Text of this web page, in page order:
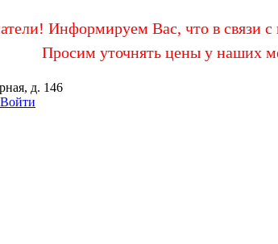
Информируем Вас, что в связи с
Просим уточнять цены у наших
д. 146
Войти